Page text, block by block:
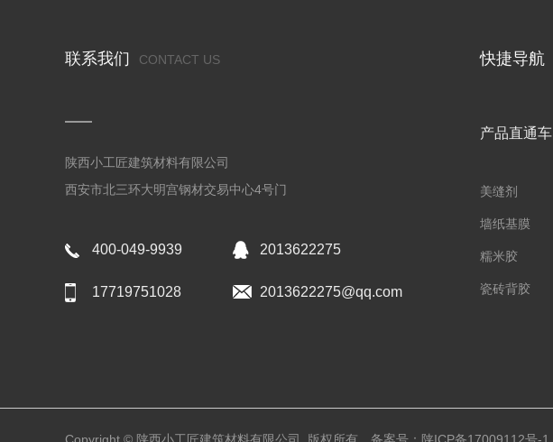
联系我们 CONTACT US
陕西小工匠建筑材料有限公司
西安市北三环大明宫钢材交易中心4号门
400-049-9939 2013622275
17719751028 2013622275@qq.com
快捷导航
产品直通车
美缝剂
墙纸基膜
糯米胶
瓷砖背胶